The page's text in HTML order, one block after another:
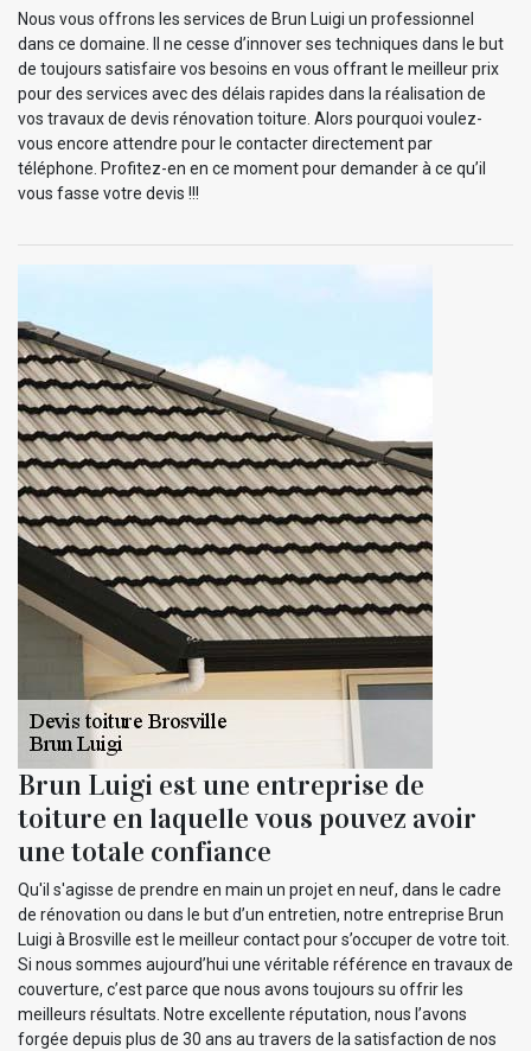
Nous vous offrons les services de Brun Luigi un professionnel
dans ce domaine. Il ne cesse d’innover ses techniques dans le but
de toujours satisfaire vos besoins en vous offrant le meilleur prix
pour des services avec des délais rapides dans la réalisation de
vos travaux de devis rénovation toiture. Alors pourquoi voulez-
vous encore attendre pour le contacter directement par
téléphone. Profitez-en en ce moment pour demander à ce qu’il
vous fasse votre devis !!!
Brun Luigi est une entreprise de
toiture en laquelle vous pouvez avoir
une totale confiance
Qu'il s'agisse de prendre en main un projet en neuf, dans le cadre
de rénovation ou dans le but d’un entretien, notre entreprise Brun
Luigi à Brosville est le meilleur contact pour s’occuper de votre toit.
Si nous sommes aujourd’hui une véritable référence en travaux de
couverture, c’est parce que nous avons toujours su offrir les
meilleurs résultats. Notre excellente réputation, nous l’avons
forgée depuis plus de 30 ans au travers de la satisfaction de nos